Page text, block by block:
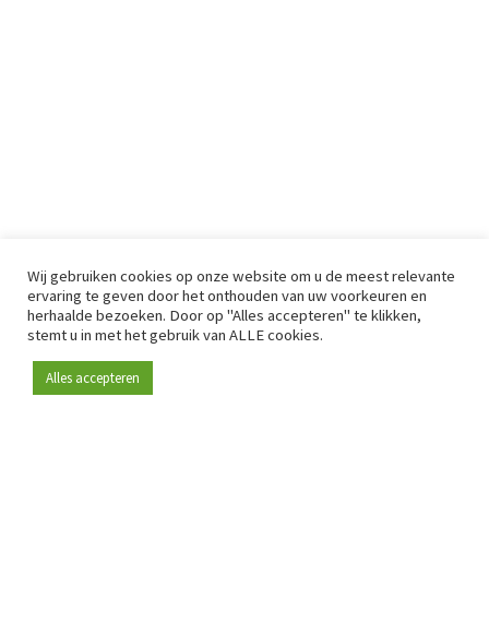
Wij gebruiken cookies op onze website om u de meest relevante
ervaring te geven door het onthouden van uw voorkeuren en
herhaalde bezoeken. Door op "Alles accepteren" te klikken,
stemt u in met het gebruik van ALLE cookies.
Alles accepteren